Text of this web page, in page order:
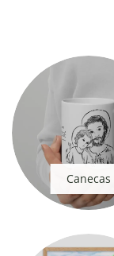
Canecas